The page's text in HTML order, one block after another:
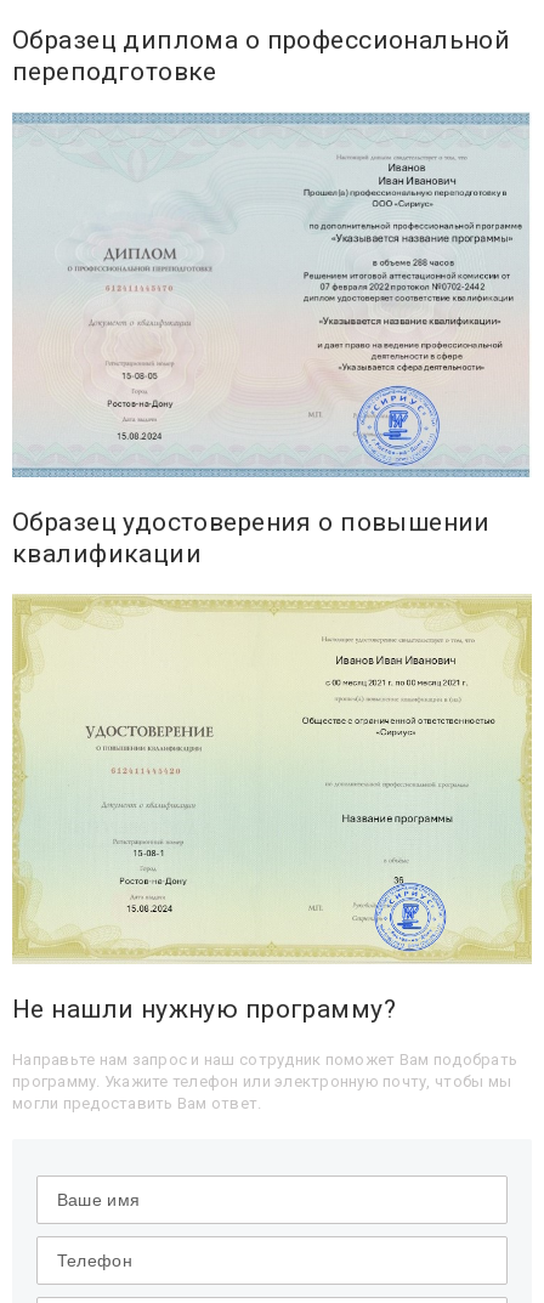
Образец диплома о профессиональной
переподготовке
Образец удостоверения о повышении
квалификации
Не нашли нужную программу?
Направьте нам запрос и наш сотрудник поможет Вам подобрать
программу. Укажите телефон или электронную почту, чтобы мы
могли предоставить Вам ответ.